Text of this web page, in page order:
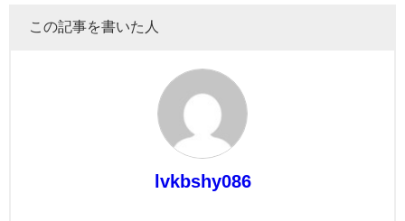
この記事を書いた人
lvkbshy086